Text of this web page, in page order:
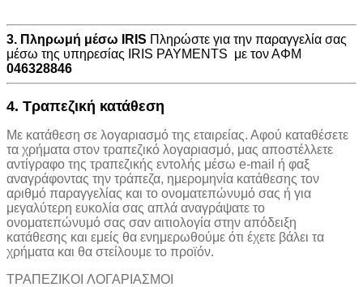
3. Πληρωμή μέσω IRIS Πληρώστε για την παραγγελία σας
μέσω της υπηρεσίας IRIS PAYMENTS με τον ΑΦΜ
046328846
4. Τραπεζική κατάθεση
Με κατάθεση σε λογαριασμό της εταιρείας. Αφού καταθέσετε
τα χρήματα στον τραπεζικό λογαριασμό, μας αποστέλλετε
αντίγραφο της τραπεζικής εντολής μέσω e-mail ή φαξ
αναγράφοντας την τράπεζα, ημερομηνία κατάθεσης τον
αριθμό παραγγελίας και το ονοματεπώνυμό σας ή για
μεγαλύτερη ευκολία σας απλά αναγράψατε το
ονοματεπώνυμό σας σαν αιτιολογία στην απόδειξη
κατάθεσης και εμείς θα ενημερωθούμε ότι έχετε βάλει τα
χρήματα και θα στείλουμε το προϊόν.
ΤΡΑΠΕΖΙΚOI ΛΟΓΑΡΙΑΣΜΟΙ